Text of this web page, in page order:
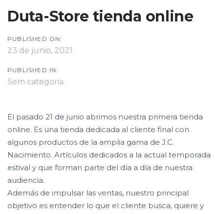
Duta-Store tienda online
PUBLISHED ON:
23 de junio, 2021
PUBLISHED IN:
Sem categoria
El pasado 21 de junio abrimos nuestra primera tienda
online. Es una tienda dedicada al cliente final con
algunos productos de la amplia gama de J.C.
Nacimiento. Artículos dedicados a la actual temporada
estival y que forman parte del día a día de nuestra
audiencia.
Además de impulsar las ventas, nuestro principal
objetivo es entender lo que el cliente busca, quiere y